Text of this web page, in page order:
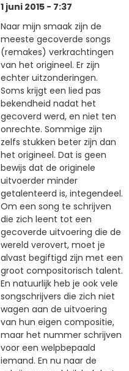
1 juni 2015 - 7:37
Naar mijn smaak zijn de
meeste gecoverde songs
(remakes) verkrachtingen
van het origineel. Er zijn
echter uitzonderingen.
Soms krijgt een lied pas
bekendheid nadat het
gecoverd werd, en niet ten
onrechte. Sommige zijn
zelfs stukken beter zijn dan
het origineel. Dat is geen
bewijs dat de originele
uitvoerder minder
getalenteerd is, integendeel.
Om een song te schrijven
die zich leent tot een
gecoverde uitvoering die de
wereld verovert, moet je
alvast begiftigd zijn met een
groot compositorisch talent.
En natuurlijk heb je ook vele
songschrijvers die zich niet
wagen aan de uitvoering
van hun eigen compositie,
maar het nummer schrijven
voor een welpbepaald
iemand. En nu naar de